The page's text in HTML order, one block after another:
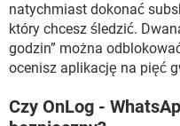
natychmiast dokonać
który chcesz śledzić.
godzin” można
ocenisz aplikację na pięć
Czy OnLog -